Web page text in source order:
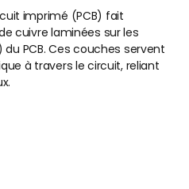
imprimé (PCB) fait
cuivre laminées sur les
PCB. Ces couches servent
à travers le circuit, reliant